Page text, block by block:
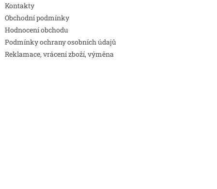
Kontakty
Obchodní podmínky
Hodnocení obchodu
Podmínky ochrany osobních údajů
Reklamace, vrácení zboží, výměna